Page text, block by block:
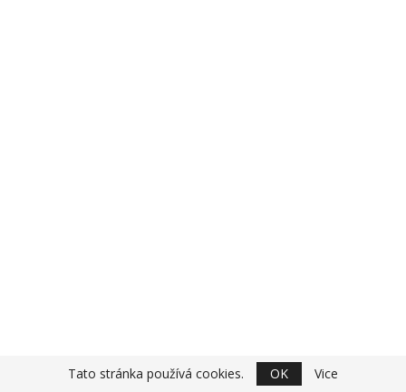
Tato stránka používá cookies. OK Vice